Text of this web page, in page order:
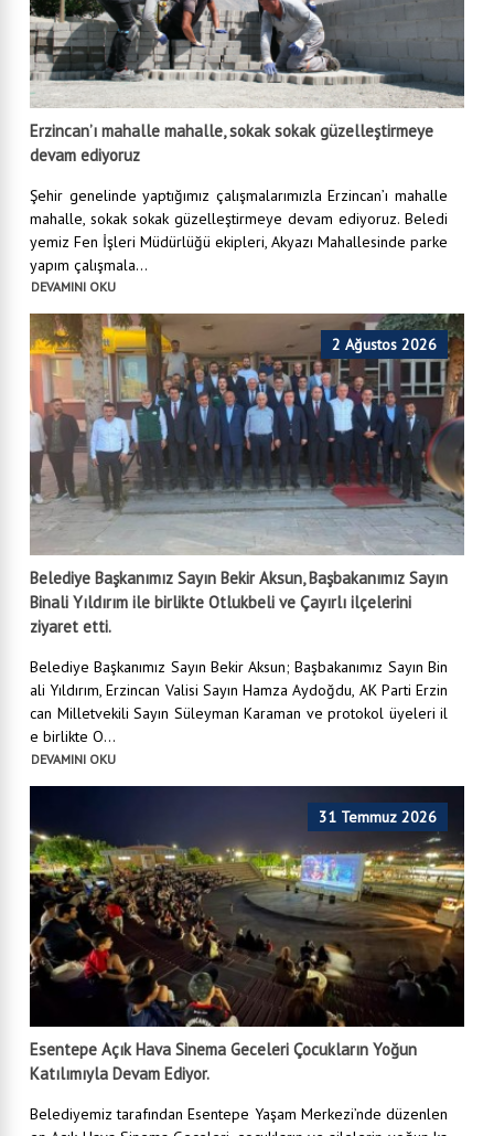
Erzincan’ı mahalle mahalle, sokak sokak güzelleştirmeye
devam ediyoruz
Şehir genelinde yaptığımız çalışmalarımızla Erzincan’ı mahalle
mahalle, sokak sokak güzelleştirmeye devam ediyoruz. Beledi
yemiz Fen İşleri Müdürlüğü ekipleri, Akyazı Mahallesinde parke
yapım çalışmala...
DEVAMINI OKU
2 Ağustos 2026
Belediye Başkanımız Sayın Bekir Aksun, Başbakanımız Sayın
Binali Yıldırım ile birlikte Otlukbeli ve Çayırlı ilçelerini
ziyaret etti.
Belediye Başkanımız Sayın Bekir Aksun; Başbakanımız Sayın Bin
ali Yıldırım, Erzincan Valisi Sayın Hamza Aydoğdu, AK Parti Erzin
can Milletvekili Sayın Süleyman Karaman ve protokol üyeleri il
e birlikte O...
DEVAMINI OKU
31 Temmuz 2026
Esentepe Açık Hava Sinema Geceleri Çocukların Yoğun
Katılımıyla Devam Ediyor.
Belediyemiz tarafından Esentepe Yaşam Merkezi’nde düzenlen